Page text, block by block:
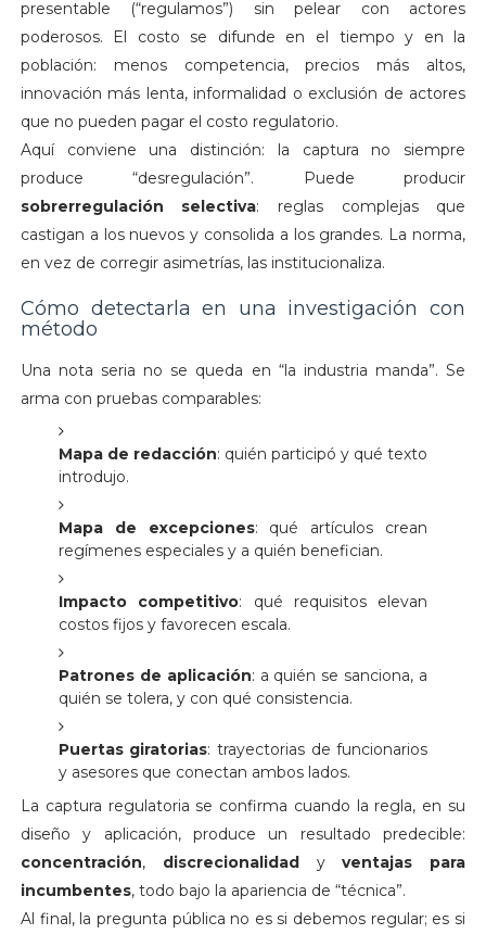
presentable (“regulamos”) sin pelear con actores
poderosos. El costo se difunde en el tiempo y en la
población: menos competencia, precios más altos,
innovación más lenta, informalidad o exclusión de actores
que no pueden pagar el costo regulatorio.
Aquí conviene una distinción: la captura no siempre
produce “desregulación”. Puede producir
sobrerregulación selectiva: reglas complejas que
castigan a los nuevos y consolida a los grandes. La norma,
en vez de corregir asimetrías, las institucionaliza.
Cómo detectarla en una investigación con
método
Una nota seria no se queda en “la industria manda”. Se
arma con pruebas comparables:
Mapa de redacción: quién participó y qué texto
introdujo.
Mapa de excepciones: qué artículos crean
regímenes especiales y a quién benefician.
Impacto competitivo: qué requisitos elevan
costos fijos y favorecen escala.
Patrones de aplicación: a quién se sanciona, a
quién se tolera, y con qué consistencia.
Puertas giratorias: trayectorias de funcionarios
y asesores que conectan ambos lados.
La captura regulatoria se confirma cuando la regla, en su
diseño y aplicación, produce un resultado predecible:
concentración, discrecionalidadyventajas para
incumbentes, todo bajo la apariencia de “técnica”.
Al final, la pregunta pública no es si debemos regular; es si